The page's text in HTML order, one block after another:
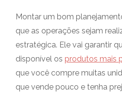
Montar um bom
que as operações sejam
estratégica. Ele vai garantir
disponível os produtos mais
que você compre muitas
que vende pouco e tenha